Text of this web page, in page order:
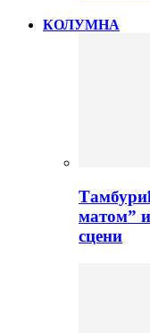
КОЛУМНА
матом”
сцени